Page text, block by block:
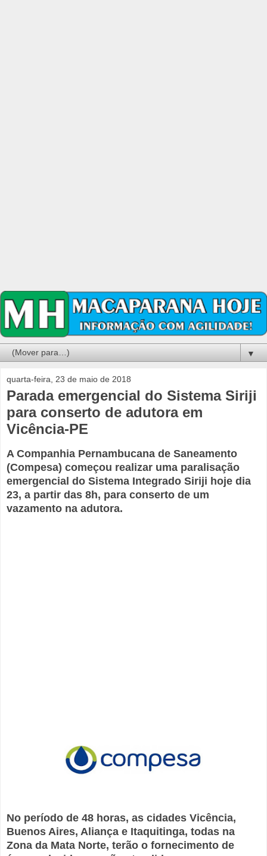
▼
quarta-feira, 23 de maio de 2018
Parada emergencial do Sistema Siriji
para conserto de adutora em
Vicência-PE
A Companhia Pernambucana de Saneamento
(Compesa) começou realizar uma paralisação
emergencial do Sistema Integrado Siriji hoje dia
23, a partir das 8h, para conserto de um
vazamento na adutora.
No período de 48 horas, as cidades Vicência,
Buenos Aires, Aliança e Itaquitinga, todas na
Zona da Mata Norte, terão o fornecimento de